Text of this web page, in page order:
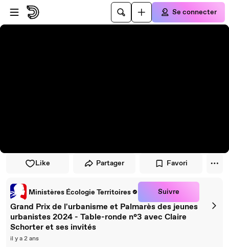
Passer au player
Passer au contenu principal
Se connecter
Like Partager Favori
Ministères Écologie Territoires Suivre
Grand Prix de l'urbanisme et Palmarès des jeunes
urbanistes 2024 - Table-ronde n°3 avec Claire
Schorter et ses invités
il y a 2 ans